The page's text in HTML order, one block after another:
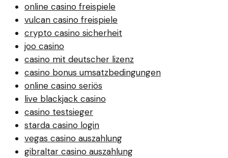
online casino freispiele
vulcan casino freispiele
crypto casino sicherheit
joo casino
casino mit deutscher lizenz
casino bonus umsatzbedingungen
online casino seriös
live blackjack casino
casino testsieger
starda casino login
vegas casino auszahlung
gibraltar casino auszahlung